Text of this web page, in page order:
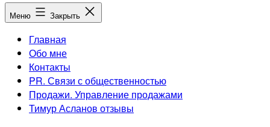
Меню Закрыть
Главная
Обо мне
Контакты
PR. Связи с общественностью
Продажи. Управление продажами
Тимур Асланов отзывы